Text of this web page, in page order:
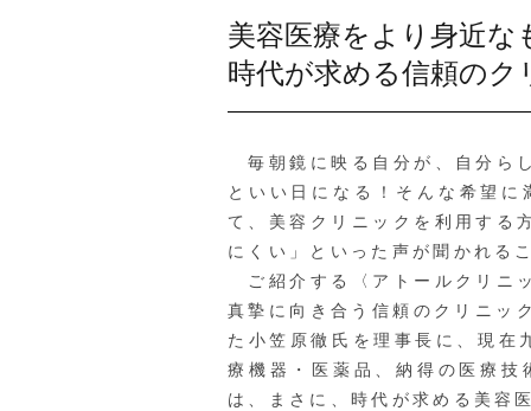
美容医療をより身近
時代が求める信頼のク
毎朝鏡に映る自分が、自分ら
といい日になる！そんな希望
て、美容クリニックを利用する
にくい」といった声が聞かれる
ご紹介する〈アトールクリニ
真摯に向き合う信頼のクリニッ
た小笠原徹氏を理事長に、現在
療機器・医薬品、納得の医療
は、まさに、時代が求める美容